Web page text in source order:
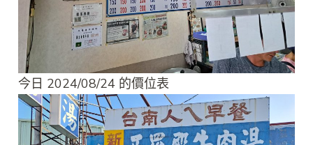
今日 2024/08/24 的價位表